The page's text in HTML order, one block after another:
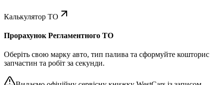
Калькулятор ТО
Прорахунок Регламентного ТО
Оберіть свою марку авто, тип палива та сформуйте кошторис
запчастин та робіт за секунди.